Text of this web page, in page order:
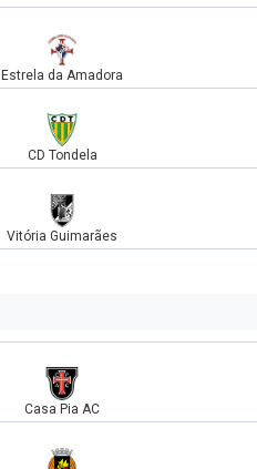
Estrela da Amadora
CD Tondela
Vitória Guimarães
Casa Pia AC